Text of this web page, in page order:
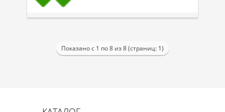
Показано с 1 по 8 из 8 (страниц: 1)